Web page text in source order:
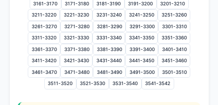
3161-3170 3171-3180 3181-3190 3191-3200 3201-3210
3211-3220 3221-3230 3231-3240 3241-3250 3251-3260
3261-3270 3271-3280 3281-3290 3291-3300 3301-3310
3311-3320 3321-3330 3331-3340 3341-3350 3351-3360
3361-3370 3371-3380 3381-3390 3391-3400 3401-3410
3411-3420 3421-3430 3431-3440 3441-3450 3451-3460
3461-3470 3471-3480 3481-3490 3491-3500 3501-3510
3511-3520 3521-3530 3531-3540 3541-3542